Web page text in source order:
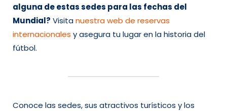
alguna de estas sedes para las fechas del
Mundial? Visitanuestra web de reservas
internacionales y asegura tu lugar en la historia del
fútbol.
Conoce las sedes, sus atractivos turísticos y los